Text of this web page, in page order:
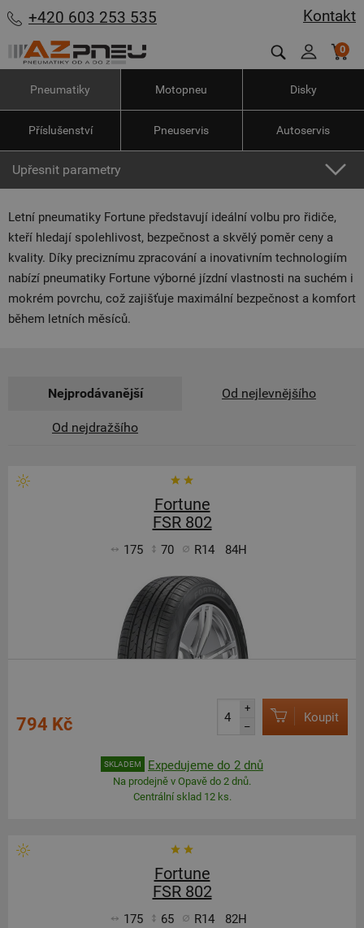
Kontakt
+420 603 253 535
0
Pneumatiky Motopneu Disky
Příslušenství Pneuservis Autoservis
Upřesnit parametry
Letní pneumatiky Fortune představují ideální volbu pro řidiče,
kteří hledají spolehlivost, bezpečnost a skvělý poměr ceny a
kvality. Díky preciznímu zpracování a inovativním technologiím
nabízí pneumatiky Fortune výborné jízdní vlastnosti na suchém i
mokrém povrchu, což zajišťuje maximální bezpečnost a komfort
během letních měsíců.
Nejprodávanější Od nejlevnějšího
Od nejdražšího
Fortune
FSR 802
175 70 R14 84H
794 Kč
+
–
Koupit
SKLADEM Expedujeme do 2 dnů
Na prodejně v Opavě do 2 dnů.
Centrální sklad 12 ks.
Fortune
FSR 802
175 65 R14 82H